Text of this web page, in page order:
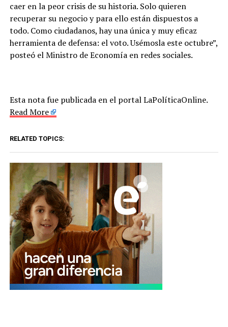
caer en la peor crisis de su historia. Solo quieren
recuperar su negocio y para ello están dispuestos a
todo. Como ciudadanos, hay una única y muy eficaz
herramienta de defensa: el voto. Usémosla este octubre”,
posteó el Ministro de Economía en redes sociales.
Esta nota fue publicada en el portal LaPolíticaOnline.
Read More
RELATED TOPICS: